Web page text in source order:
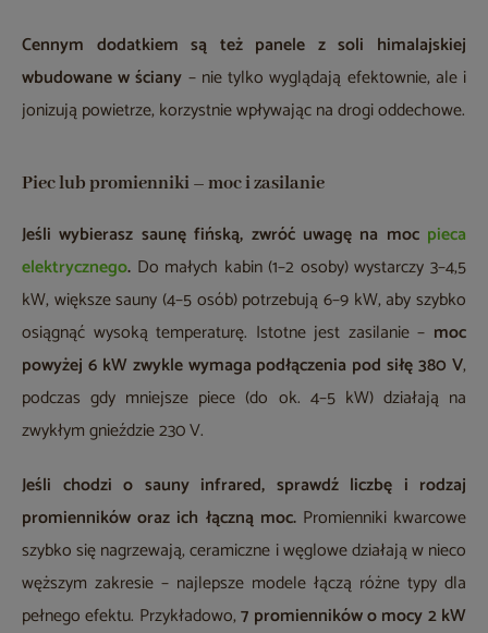
Cennym dodatkiem są też panele z soli himalajskiej
wbudowane w ściany – nie tylko wyglądają efektownie, ale i
jonizują powietrze, korzystnie wpływając na drogi oddechowe.
Piec lub promienniki – moc i zasilanie
Jeśli wybierasz saunę fińską, zwróć uwagę na moc pieca
elektrycznego. Do małych kabin (1–2 osoby) wystarczy 3–4,5
kW, większe sauny (4–5 osób) potrzebują 6–9 kW, aby szybko
osiągnąć wysoką temperaturę. Istotne jest zasilanie – moc
powyżej 6 kW zwykle wymaga podłączenia pod siłę 380 V,
podczas gdy mniejsze piece (do ok. 4–5 kW) działają na
zwykłym gnieździe 230 V.
Jeśli chodzi o sauny infrared, sprawdź liczbę i rodzaj
promienników oraz ich łączną moc. Promienniki kwarcowe
szybko się nagrzewają, ceramiczne i węglowe działają w nieco
węższym zakresie – najlepsze modele łączą różne typy dla
pełnego efektu. Przykładowo,7 promienników o mocy 2 kW